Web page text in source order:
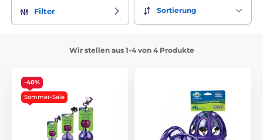
Filter Sortierung
Wir stellen aus 1-4 von 4 Produkte
-40%
Sommer-Sale